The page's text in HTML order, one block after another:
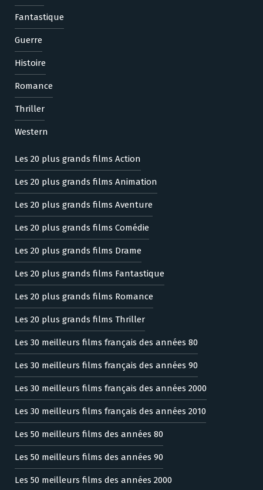
Fantastique
Guerre
Histoire
Romance
Thriller
Western
Les 20 plus grands films Action
Les 20 plus grands films Animation
Les 20 plus grands films Aventure
Les 20 plus grands films Comédie
Les 20 plus grands films Drame
Les 20 plus grands films Fantastique
Les 20 plus grands films Romance
Les 20 plus grands films Thriller
Les 30 meilleurs films français des années 80
Les 30 meilleurs films français des années 90
Les 30 meilleurs films français des années 2000
Les 30 meilleurs films français des années 2010
Les 50 meilleurs films des années 80
Les 50 meilleurs films des années 90
Les 50 meilleurs films des années 2000